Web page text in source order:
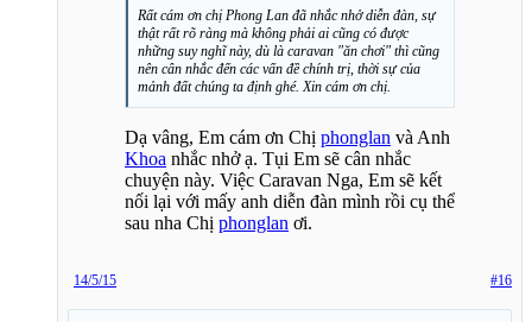
Rất cám ơn chị Phong Lan đã nhắc nhở diễn đàn, sự
thật rất rõ ràng mà không phải ai cũng có được
những suy nghĩ này, dù là caravan "ăn chơi" thì cũng
nên cân nhắc đến các vấn đề chính trị, thời sự của
mảnh đất chúng ta định ghé. Xin cám ơn chị.
Dạ vâng, Em cám ơn Chị phonglan và Anh
Khoa nhắc nhở ạ. Tụi Em sẽ cân nhắc
chuyện này. Việc Caravan Nga, Em sẽ kết
nối lại với mấy anh diễn đàn mình rồi cụ thể
sau nha Chị phonglan ơi.
#16
14/5/15